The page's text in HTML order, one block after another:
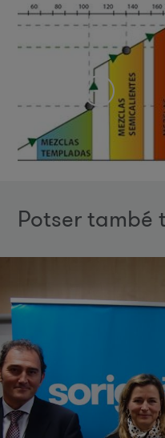
Potser també